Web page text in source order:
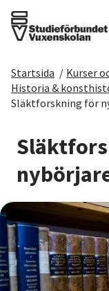
Det här gör vi
Sök kurser
Om SV
Starta
Cirkelledare
Startsida / Kurser
Historia &
Släktforskning för